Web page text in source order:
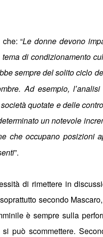
“Le donne devono
di condizionamento
sempre del solito ciclo
Ad esempio, l’
quotate e delle
un notevole
che occupano posizioni
”.
di rimettere in
secondo
è sempre sulla
può scommettere.